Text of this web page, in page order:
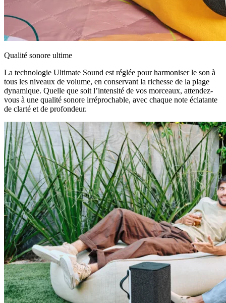
Qualité sonore ultime
La technologie Ultimate Sound est réglée pour harmoniser le son à
tous les niveaux de volume, en conservant la richesse de la plage
dynamique. Quelle que soit l’intensité de vos morceaux, attendez-
vous à une qualité sonore irréprochable, avec chaque note éclatante
de clarté et de profondeur.